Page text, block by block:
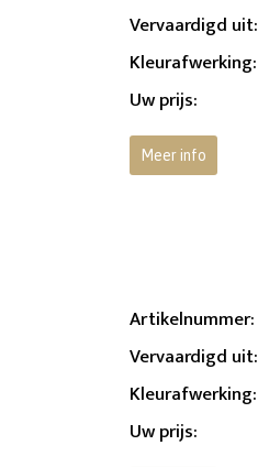
Vervaardigd uit:
Kleurafwerking:
Uw prijs:
Meer info
Artikelnummer:
Vervaardigd uit:
Kleurafwerking:
Uw prijs: